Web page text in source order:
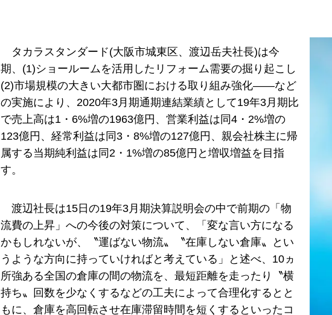
タカラスタンダード(大阪市城東区、渡辺岳夫社長)は今
期、(1)ショールームを活用したリフォーム需要の掘り起こし
(2)市場規模の大きい大都市圏における取り組み強化――など
の実施により、2020年3月期通期連結業績として19年3月期比
で売上高は1・6%増の1963億円、営業利益は同4・2%増の
123億円、経常利益は同3・8%増の127億円、親会社株主に帰
属する当期純利益は同2・1%増の85億円と増収増益を目指
す。
渡辺社長は15日の19年3月期決算説明会の中で前期の「物
流費の上昇」への今後の対策について、「変な言い方になる
かもしれないが、〝運ばない物流〟〝在庫しない倉庫〟とい
うような方向に持っていければと考えている」と述べ、10ヵ
所強ある全国の倉庫の間の物流を、最短距離を走ったり〝横
持ち〟回数を少なくするなどの工夫によって合理化するとと
もに、倉庫を高回転させ在庫滞留時間を短くするといったコ